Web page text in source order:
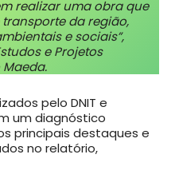
realizar uma obra que
da região,
e sociais”,
e Projetos
pelo DNIT e
um diagnóstico
principais destaques e
no relatório,